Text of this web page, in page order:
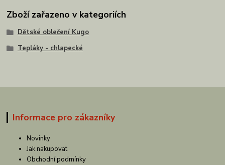
Zboží zařazeno v kategoriích
Dětské oblečení Kugo
Tepláky - chlapecké
Informace pro zákazníky
Novinky
Jak nakupovat
Obchodní podmínky